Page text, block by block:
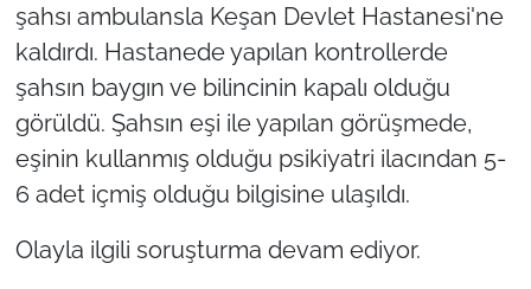
şahsı ambulansla Keşan Devlet Hastanesi'ne
kaldırdı. Hastanede yapılan kontrollerde
şahsın baygın ve bilincinin kapalı olduğu
görüldü. Şahsın eşi ile yapılan görüşmede,
eşinin kullanmış olduğu psikiyatri ilacından 5-
6 adet içmiş olduğu bilgisine ulaşıldı.
Olayla ilgili soruşturma devam ediyor.
TEKİRDAĞ
KIRKLARELİ
ÇANAKKALE